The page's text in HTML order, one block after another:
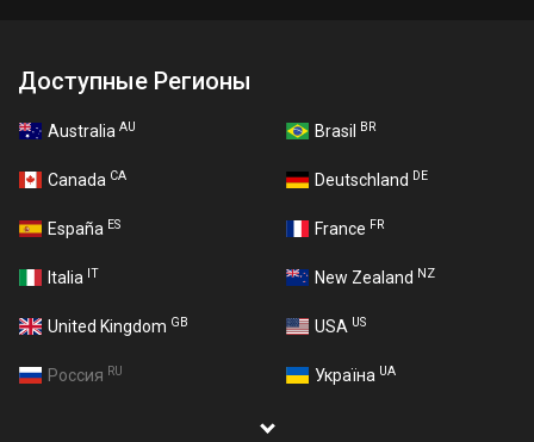
Доступные Регионы
Australia AU Brasil BR
Canada CA Deutschland DE
España ES France FR
Italia IT New Zealand NZ
United Kingdom GB USA US
Россия RU Україна UA